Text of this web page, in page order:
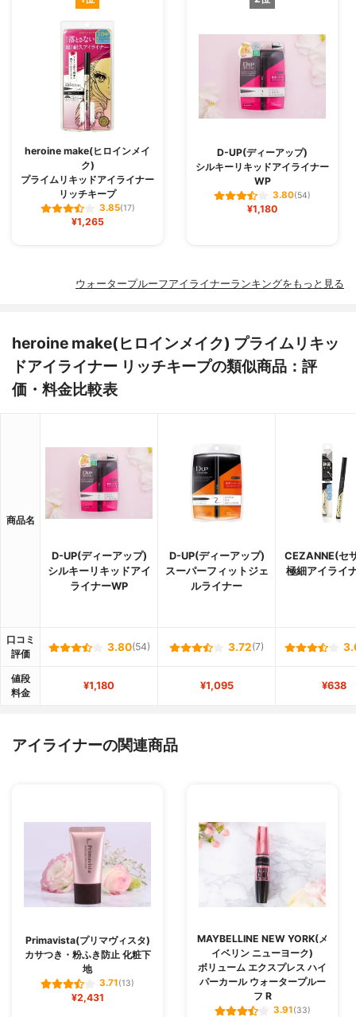
heroine make(ヒロインメイ
ク)
プライムリキッドアイライナー
リッチキープ
3.85(17)
¥1,265
D-UP(ディーアップ)
シルキーリキッドアイライナー
WP
3.80(54)
¥1,180
ウォータープルーフアイライナーランキングをもっと見る
heroine make(ヒロインメイク) プライムリキッ
ドアイライナー リッチキープの類似商品：評
価・料金比較表
商品名
D-UP(ディーアップ)
シルキーリキッドアイ
ライナーWP
D-UP(ディーアップ)
スーパーフィットジェ
ルライナー
CEZANNE(セ
極細アイライ
口コミ
評価
3.80(54) 3.72(7)
値段
料金
¥1,180 ¥1,095 ¥638
アイライナーの関連商品
Primavista(プリマヴィスタ)
カサつき・粉ふき防止 化粧下
地
3.71(13)
¥2,431
MAYBELLINE NEW YORK(メ
イベリン ニューヨーク)
ボリューム エクスプレス ハイ
パーカール ウォータープルー
フ R
3.91(33)